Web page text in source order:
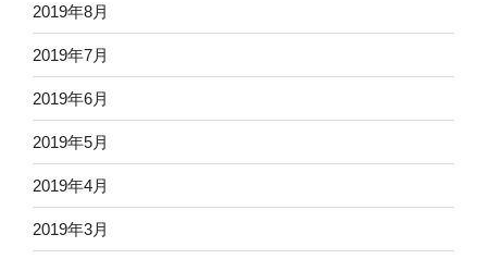
2019年8月
2019年7月
2019年6月
2019年5月
2019年4月
2019年3月